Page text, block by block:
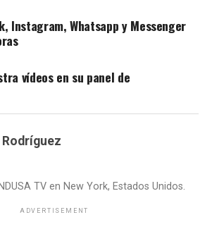
Instagram, Whatsapp y Messenger
vídeos en su panel de
Rodríguez
TV en New York, Estados Unidos.
ADVERTISEMENT